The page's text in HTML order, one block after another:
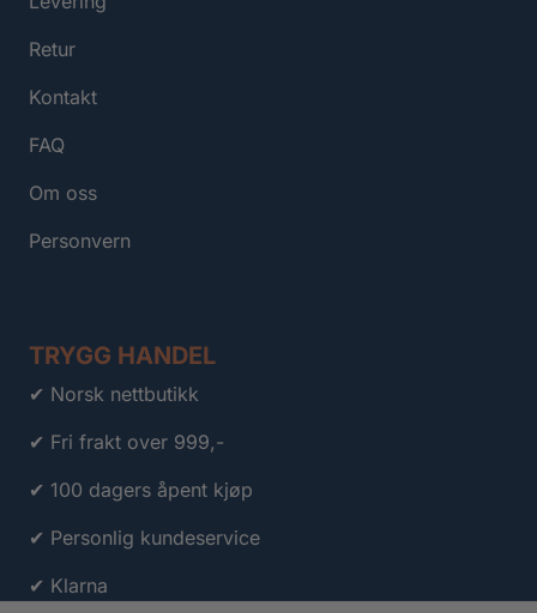
Retur
Kontakt
FAQ
Om oss
Personvern
TRYGG HANDEL
✔ Norsk nettbutikk
✔ Fri frakt over 999,-
✔ 100 dagers åpent kjøp
✔ Personlig kundeservice
✔ Klarna